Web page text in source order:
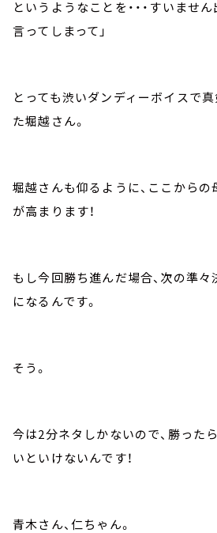
というようなことを・・・すいませ
言ってしまって」
とっても渋いダンディーボイスで
た堀越さん。
堀越さんも仰るように、ここから
が高まります！
もし今回勝ち進んだ場合、次の準
になるんです。
そう。
今は2分ネタしかないので、勝った
いといけないんです！
青木さん、仁ちゃん。